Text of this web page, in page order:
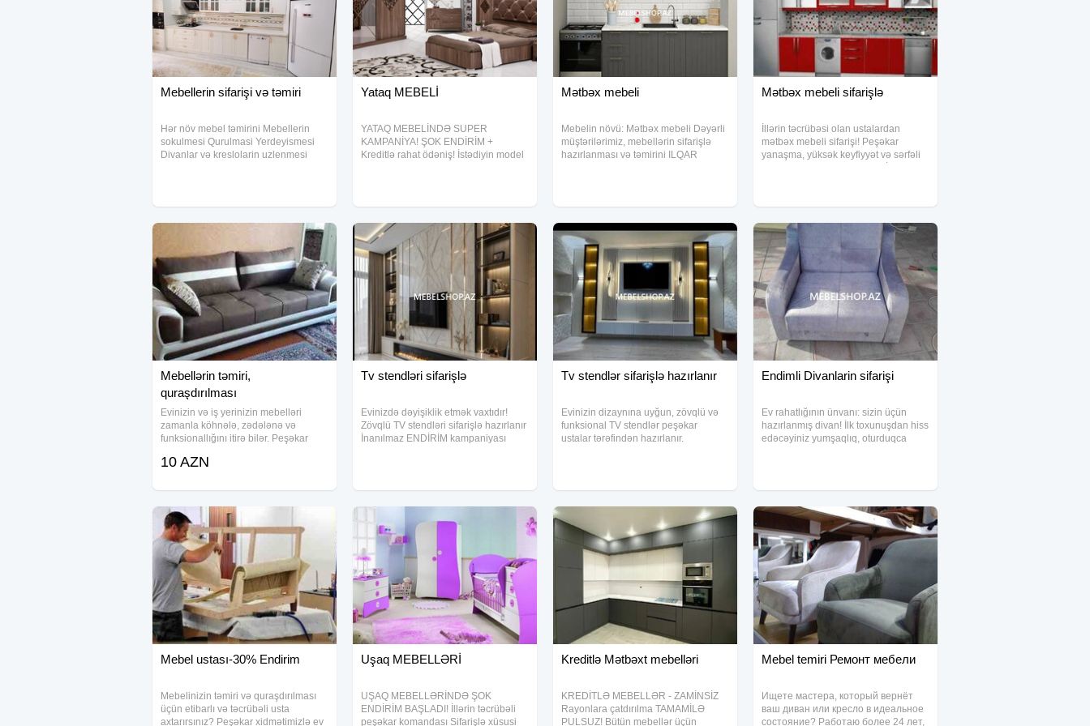
Mebellerin sifarişi və təmiri
Hər növ mebel təmirini Mebellerin
sokulmesi Qurulmasi Yerdeyismesi
Divanlar və kreslolarin uzlenmesi
mebelləre aid hər
Yataq MEBELİ
YATAQ MEBELİNDƏ SUPER
KAMPANİYA! ŞOK ENDİRİM +
Kreditlə rahat ödəniş! İstədiyin model
Mətbəx mebeli
Mebelin növü: Mətbəx mebeli Dəyərli
müştərilərimiz, mebellərin sifarişlə
hazırlanması və təmirini ILQAR
personal
Mətbəx mebeli sifarişlə
İllərin təcrübəsi olan ustalardan
mətbəx mebeli sifarişi! Peşəkar
yanaşma, yüksək keyfiyyət və sərfəli
uyğun
Mebellərin təmiri,
quraşdırılması
Evinizin və iş yerinizin mebelləri
zamanla köhnələ, zədələnə və
funksionallığını itirə bilər. Peşəkar
növ yumşaq və bərk mebellərin
mexanizmləri
10 AZN
Tv stendləri sifarişlə
Evinizdə dəyişiklik etmək vaxtıdır!
Zövqlü TV stendləri sifarişlə hazırlanır
İnanılmaz ENDİRİM kampaniyası
Tv stendlər sifarişlə hazırlanır
Evinizin dizaynına uyğun, zövqlü və
funksional TV stendlər peşəkar
ustalar tərəfindən hazırlanır.
Endimli Divanlarin sifarişi
Ev rahatlığının ünvanı: sizin üçün
hazırlanmış divan! İlk toxunuşdan hiss
edəcəyiniz yumşaqlıq, oturduqca
xoş aura
Mebel ustası-30% Endirim
Mebelinizin təmiri və quraşdırılması
üçün etibarlı və təcrübəli usta
axtarırsınız? Peşəkar xidmətimizlə ev
Uşaq MEBELLƏRİ
UŞAQ MEBELLƏRİNDƏ ŞOK
ENDİRİM BAŞLADI! İllərin təcrübəli
peşəkar komandası Sifarişlə xüsusi
Kreditlə Mətbəxt mebelləri
KREDİTLƏ MEBELLƏR - ZAMİNSİZ
Rayonlara çatdırılma TAMAMİLƏ
PULSUZ! Bütün mebellər üçün
Mebel temiri Ремонт мебели
Ищете мастера, который вернёт
ваш диван или кресло в идеальное
состояние? Работаю более 24 лет,